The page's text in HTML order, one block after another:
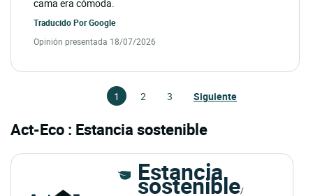
cama era cómoda.
Traducido PorGoogle
Opinión presentada 18/07/2026
1 2 3 Siguiente
Act-Eco : Estancia sostenible
Estancia
sostenible/